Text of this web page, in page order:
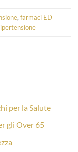
, farmaci ED
per la Salute
gli Over 65